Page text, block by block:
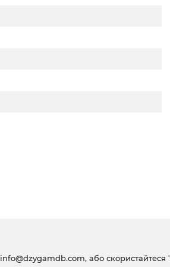
info@dzygamdb.com, або